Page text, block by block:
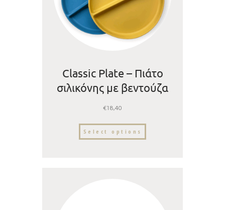
Classic Plate – Πιάτο
σιλικόνης με βεντούζα
€18,40
Select options